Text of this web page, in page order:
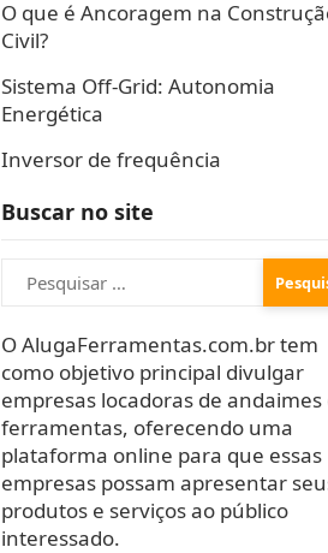
O que é Ancoragem na
Civil?
Sistema Off-Grid: Autonomia
Energética
Inversor de frequência
Buscar no site
Pesquisar
por:
O AlugaFerramentas.com.br tem
como objetivo principal divulgar
empresas locadoras de andaimes
ferramentas, oferecendo uma
plataforma online para que essas
empresas possam apresentar
produtos e serviços ao público
interessado.